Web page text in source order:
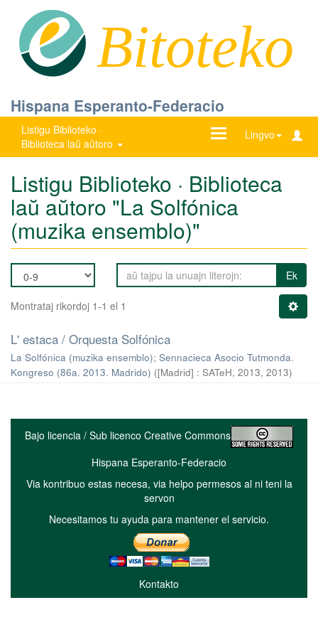
Bitoteko
Hispana Esperanto-Federacio
Listigu Biblioteko ·
Biblioteca laŭ aŭtoro
Lingvo
Ŝanĝu
Listigu Biblioteko · Biblioteca
laŭ aŭtoro "La Solfónica
(muzika ensemblo)"
Ek
Montrataj rikordoj 1-1 el 1
L' estaca / Orquesta Solfónica
La Solfónica (muzika ensemblo); Sennacieca Asocio Tutmonda.
Kongreso (86a. 2013. Madrido) ([Madrid] : SATeH, 2013, 2013)
Bajo licencia / Sub licenco Creative Commons
Hispana Esperanto-Federacio
Via kontribuo estas necesa, via helpo permesos al ni teni la
servon
Necesitamos tu ayuda para mantener el servicio.
Kontakto